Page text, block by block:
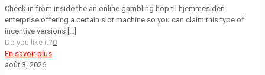
Check in from inside the an online gambling hop til hjemmesiden
enterprise offering a certain slot machine so you can claim this type of
incentive versions […]
Do you like it?0
En savoir plus
août 3, 2026